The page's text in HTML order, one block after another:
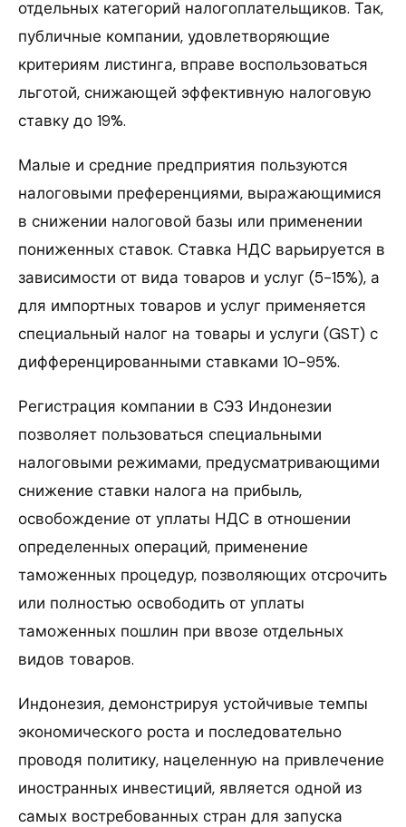
отдельных категорий налогоплательщиков. Так,
публичные компании, удовлетворяющие
критериям листинга, вправе воспользоваться
льготой, снижающей эффективную налоговую
ставку до 19%.
Малые и средние предприятия пользуются
налоговыми преференциями, выражающимися
в снижении налоговой базы или применении
пониженных ставок. Ставка НДС варьируется в
зависимости от вида товаров и услуг (5-15%), а
для импортных товаров и услуг применяется
специальный налог на товары и услуги (GST) с
дифференцированными ставками 10-95%.
Регистрация компании в СЭЗ Индонезии
позволяет пользоваться специальными
налоговыми режимами, предусматривающими
снижение ставки налога на прибыль,
освобождение от уплаты НДС в отношении
определенных операций, применение
таможенных процедур, позволяющих отсрочить
или полностью освободить от уплаты
таможенных пошлин при ввозе отдельных
видов товаров.
Индонезия, демонстрируя устойчивые темпы
экономического роста и последовательно
проводя политику, нацеленную на привлечение
иностранных инвестиций, является одной из
самых востребованных стран для запуска